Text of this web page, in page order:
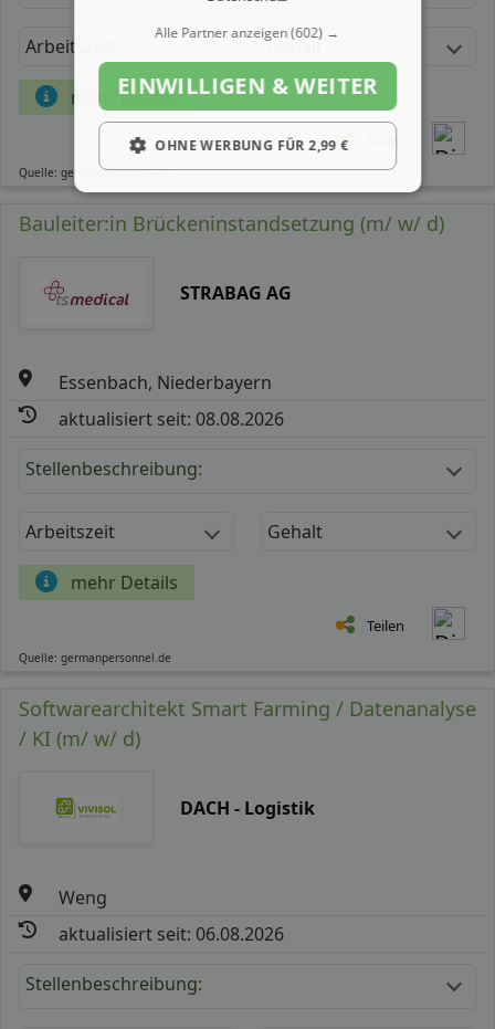
Arbeitszeit Gehalt
mehr Details
Quelle: germanpersonnel.de
Bauleiter:in Brückeninstandsetzung (m/ w/ d)
STRABAG AG
Essenbach, Niederbayern
aktualisiert seit: 08.08.2026
Stellenbeschreibung:
Arbeitszeit Gehalt
mehr Details
Teilen
Quelle: germanpersonnel.de
Softwarearchitekt Smart Farming / Datenanalyse
/ KI (m/ w/ d)
DACH - Logistik
Weng
aktualisiert seit: 06.08.2026
Stellenbeschreibung:
Alle Partner anzeigen(602) →
EINWILLIGEN & WEITER
OHNE WERBUNG FÜR 2,99 €